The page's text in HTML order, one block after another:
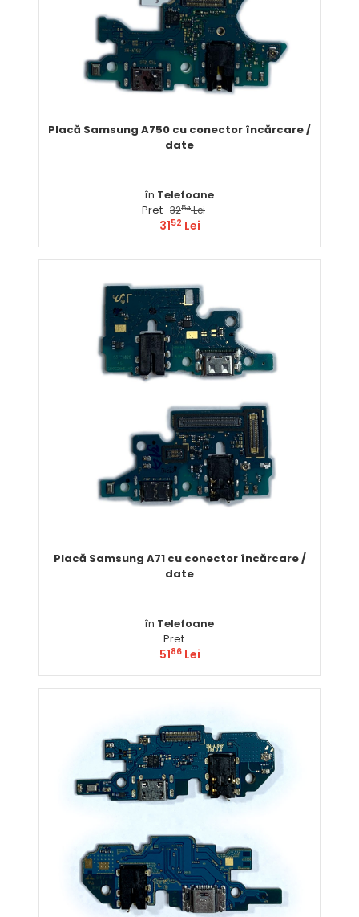
Placă Samsung A750 cu conector încărcare /
date
în Telefoane
Pret 3254Lei
3152 Lei
Placă Samsung A71 cu conector încărcare /
date
în Telefoane
Pret
5186Lei